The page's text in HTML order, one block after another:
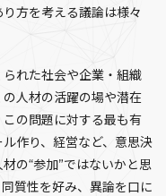
方を考える議論は様々
れた社会や企業・組織
人材の活躍の場や潜在
の問題に対する最も有
作り、経営など、意思決
の“参加”ではないかと思
質性を好み、異論を口に